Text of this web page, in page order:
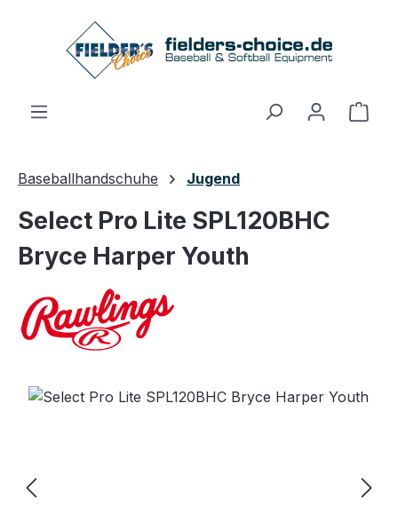
Zum Hauptinhalt springen
Baseballhandschuhe Jugend
Select Pro Lite SPL120BHC
Bryce Harper Youth
Bildergalerie überspringen